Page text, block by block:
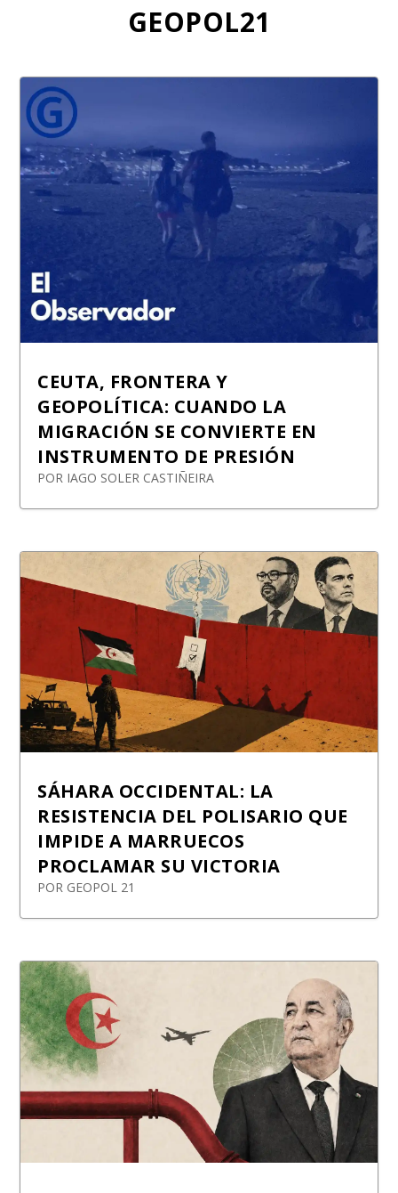
GEOPOL21
CEUTA, FRONTERA Y
GEOPOLÍTICA: CUANDO LA
MIGRACIÓN SE CONVIERTE EN
INSTRUMENTO DE PRESIÓN
POR IAGO SOLER CASTIÑEIRA
SÁHARA OCCIDENTAL: LA
RESISTENCIA DEL POLISARIO QUE
IMPIDE A MARRUECOS
PROCLAMAR SU VICTORIA
POR GEOPOL 21